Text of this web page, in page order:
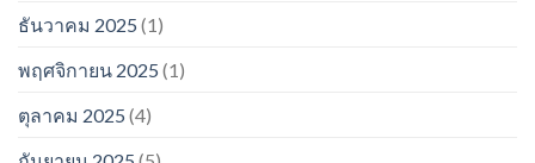
ธันวาคม 2025 (1)
พฤศจิกายน 2025 (1)
ตุลาคม 2025 (4)